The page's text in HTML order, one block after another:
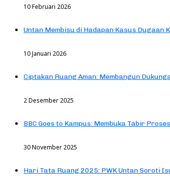
10 Februari 2026
Untan Membisu di Hadapan Kasus Dugaan
10 Januari 2026
Ciptakan Ruang Aman: Membangun
2 Desember 2025
BBC Goes to Kampus: Membuka Tabir
30 November 2025
Hari Tata Ruang 2025: PWK Untan Soroti